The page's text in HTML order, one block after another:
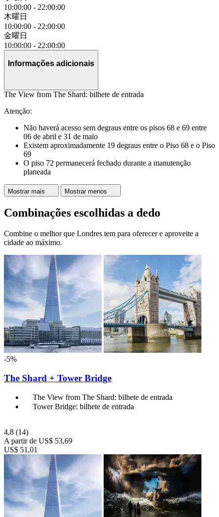
10:00:00 - 22:00:00
木曜日
10:00:00 - 22:00:00
金曜日
10:00:00 - 22:00:00
Informações adicionais
The View from The Shard: bilhete de entrada
Atenção:
Não haverá acesso sem degraus entre os pisos 68 e 69 entre
06 de abril e 31 de maio
Existem aproximadamente 19 degraus entre o Piso 68 e o Piso
69
O piso 72 permanecerá fechado durante a manutenção
planeada
Mostrar mais Mostrar menos
Combinações escolhidas a dedo
Combine o melhor que Londres tem para oferecer e aproveite a
cidade ao máximo.
-5%
The Shard + Tower Bridge
The View from The Shard: bilhete de entrada
Tower Bridge: bilhete de entrada
4,8 (14)
A partir de US$ 53,69
US$ 51,01